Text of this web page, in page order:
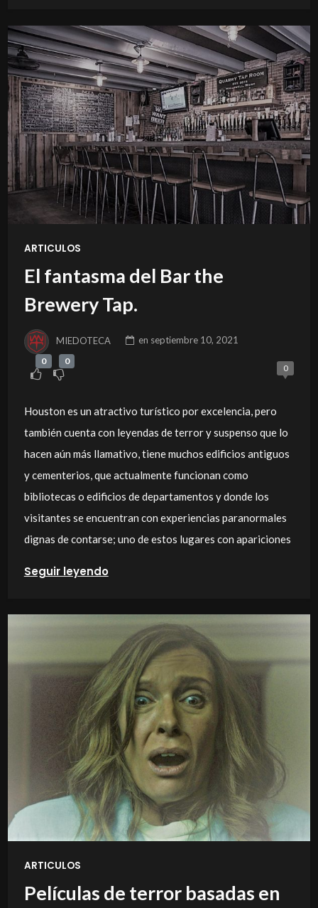
ARTICULOS
El fantasma del Bar the
Brewery Tap.
MIEDOTECA en septiembre 10, 2021
0 0
0
Houston es un atractivo turístico por excelencia, pero
también cuenta con leyendas de terror y suspenso que lo
hacen aún más llamativo, tiene muchos edificios antiguos
y cementerios, que actualmente funcionan como
bibliotecas o edificios de departamentos y donde los
visitantes se encuentran con experiencias paranormales
dignas de contarse; uno de estos lugares con apariciones
Seguir leyendo
ARTICULOS
Películas de terror basadas en